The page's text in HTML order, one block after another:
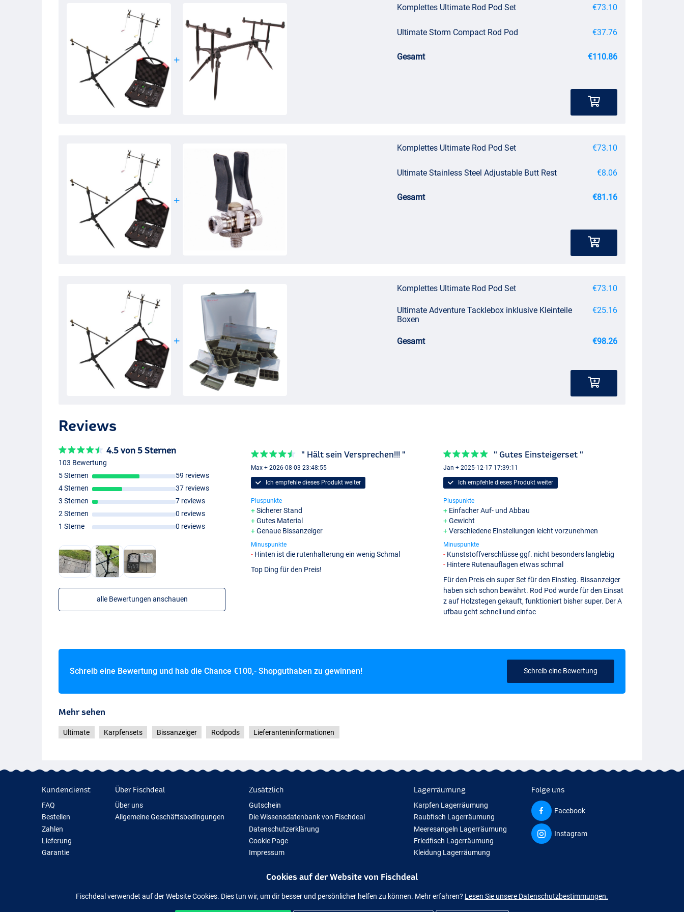
Komplettes Ultimate Rod Pod Set €73.10
Ultimate Storm Compact Rod Pod €37.76
Gesamt €110.86
Komplettes Ultimate Rod Pod Set €73.10
Ultimate Stainless Steel Adjustable Butt Rest €8.06
Gesamt €81.16
Komplettes Ultimate Rod Pod Set €73.10
Ultimate Adventure Tacklebox inklusive Kleinteile
Boxen
€25.16
Gesamt €98.26
Reviews
4.5 von 5 Sternen
103 Bewertung
5 Sternen
59 reviews
4 Sternen
37 reviews
3 Sternen
7 reviews
2 Sternen
0 reviews
1 Sterne
0 reviews
alle Bewertungen anschauen
" Hält sein Versprechen!!! "
Max + 2026-08-03 23:48:55
Ich empfehle dieses Produkt weiter
Pluspunkte
Sicherer Stand
Gutes Material
Genaue Bissanzeiger
Minuspunkte
Hinten ist die rutenhalterung ein wenig Schmal
Top Ding für den Preis!
" Gutes Einsteigerset "
Jan + 2025-12-17 17:39:11
Ich empfehle dieses Produkt weiter
Pluspunkte
Einfacher Auf- und Abbau
Gewicht
Verschiedene Einstellungen leicht vorzunehmen
Minuspunkte
Kunststoffverschlüsse ggf. nicht besonders langlebig
Hintere Rutenauflagen etwas schmal
Für den Preis ein super Set für den Einstieg. Bissanzeiger
haben sich schon bewährt. Rod Pod wurde für den Einsat
z auf Holzstegen gekauft, funktioniert bisher super. Der A
ufbau geht schnell und einfac
Schreib eine Bewertung und hab die Chance €100,- Shopguthaben zu gewinnen! Schreib eine Bewertung
Mehr sehen
Ultimate Karpfensets Bissanzeiger Rodpods Lieferanteninformationen
Kundendienst
FAQ
Bestellen
Zahlen
Lieferung
Garantie
Über Fischdeal
Über uns
Allgemeine Geschäftsbedingungen
Zusätzlich
Gutschein
Die Wissensdatenbank von Fischdeal
Datenschutzerklärung
Cookie Page
Impressum
Neue Angelausrüstung
Lagerräumung
Karpfen Lagerräumung
Raubfisch Lagerräumung
Meeresangeln Lagerräumung
Friedfisch Lagerräumung
Kleidung Lagerräumung
Folge uns
Facebook
Instagram
Cookies auf der Website von Fischdeal
Fischdeal verwendet auf der Website Cookies. Dies tun wir, um dir besser und persönlicher helfen zu können. Mehr erfahren? Lesen Sie unsere Datenschutzbestimmungen.